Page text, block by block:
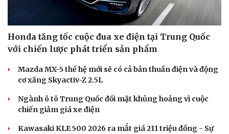
Honda tăng tốc cuộc đua xe điện tại Trung Quốc
với chiến lược phát triển sản phẩm
Mazda MX-5 thế hệ mới sẽ có cả bản thuần điện và động
cơ xăng Skyactiv-Z 2.5L
Ngành ô tô Trung Quốc đối mặt khủng hoảng vì cuộc
chiến giảm giá xe điện
Kawasaki KLE 500 2026 ra mắt giá 211 triệu đồng - Sự